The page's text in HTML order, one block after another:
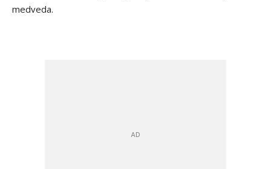
medveda.